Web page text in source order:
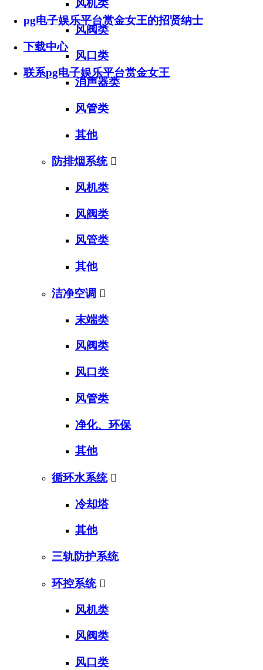
pg电子娱乐平台赏金女王的招贤纳士
下载中心
联系pg电子娱乐平台赏金女王
风机类
风阀类
风口类
消声器类
风管类
其他
防排烟系统 
风机类
风阀类
风管类
其他
洁净空调 
末端类
风阀类
风口类
风管类
净化、环保
其他
循环水系统 
冷却塔
其他
三轨防护系统
环控系统 
风机类
风阀类
风口类